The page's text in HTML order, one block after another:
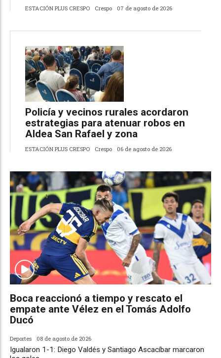
ESTACIÓN PLUS CRESPO Crespo 07 de agosto de 2026
Policía y vecinos rurales acordaron
estrategias para atenuar robos en
Aldea San Rafael y zona
ESTACIÓN PLUS CRESPO Crespo 06 de agosto de 2026
Boca reaccionó a tiempo y rescato el
empate ante Vélez en el Tomás Adolfo
Ducó
Deportes 08 de agosto de 2026
Igualaron 1-1: Diego Valdés y Santiago Ascacíbar marcaron